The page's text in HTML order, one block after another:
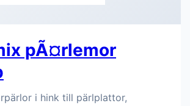
pÃ¤rlemor
i hink till pärlplattor,